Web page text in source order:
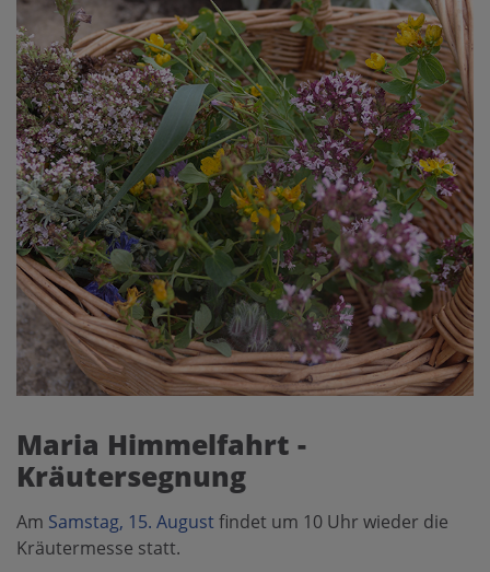
Maria Himmelfahrt -
Kräutersegnung
Am Samstag, 15. Augustfindet um 10 Uhr wieder die
Kräutermesse statt.